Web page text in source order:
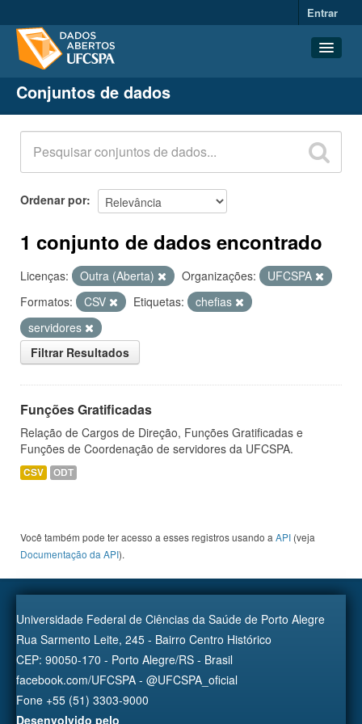
Entrar
Conjuntos de dados
Organizações
Grupos
Sobre
Conjuntos de dados
Ordenar por
1 conjunto de dados encontrado
Licenças: Outra (Aberta) Organizações:
UFCSPA
Formatos:
CSV Etiquetas:
chefias
servidores
Filtrar Resultados
Funções Gratificadas
Relação de Cargos de Direção, Funções Gratificadas e
Funções de Coordenação de servidores da UFCSPA.
CSV ODT
Você também pode ter acesso a esses registros usando a API (veja
Documentação da API).
Universidade Federal de Ciências da Saúde de Porto Alegre
Rua Sarmento Leite, 245 - Bairro Centro Histórico
CEP: 90050-170 - Porto Alegre/RS - Brasil
facebook.com/UFCSPA - @UFCSPA_oficial
Fone +55 (51) 3303-9000
Desenvolvido pelo